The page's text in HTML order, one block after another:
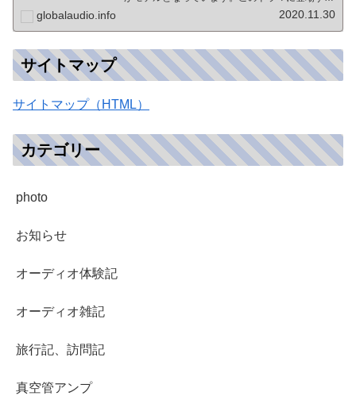
戦前の声楽家、三浦環さんと、本サイトにも登場
する宍戸公一氏のアンプ（著書「送信管によるシ
ングルアンプ製作…
globalaudio.info 2020.11.30
サイトマップ
サイトマップ（HTML）
カテゴリー
photo
お知らせ
オーディオ体験記
オーディオ雑記
旅行記、訪問記
真空管アンプ